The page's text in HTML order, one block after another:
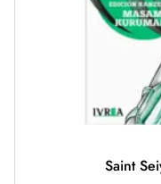
Saint